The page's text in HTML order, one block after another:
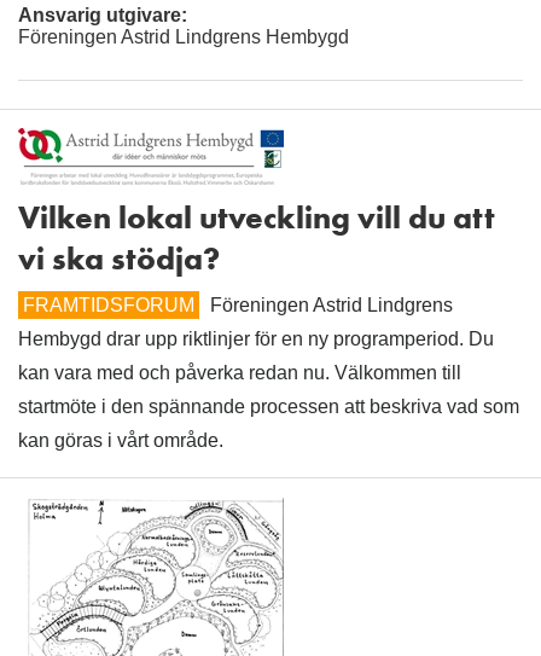
Ansvarig utgivare:
Föreningen Astrid Lindgrens Hembygd
Vilken lokal utveckling vill du att
vi ska stödja?
FRAMTIDSFORUM
Föreningen Astrid Lindgrens
Hembygd drar upp riktlinjer för en ny programperiod. Du
kan vara med och påverka redan nu. Välkommen till
startmöte i den spännande processen att beskriva vad som
kan göras i vårt område.